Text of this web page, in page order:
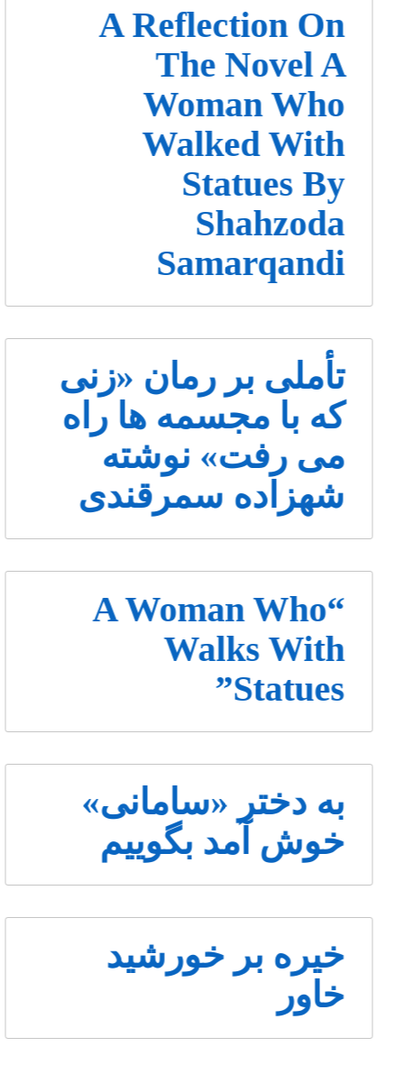
A Reflection On
The Novel A
Woman Who
Walked With
Statues By
Shahzoda
Samarqandi
تأملی بر رمان «زنی
که با مجسمه ها راه
می رفت» نوشته
شهزاده سمرقندی
“A Woman Who
Walks With
Statues”
به دختر «سامانی»
خوش آمد بگوییم
خیره بر خورشید
خاور